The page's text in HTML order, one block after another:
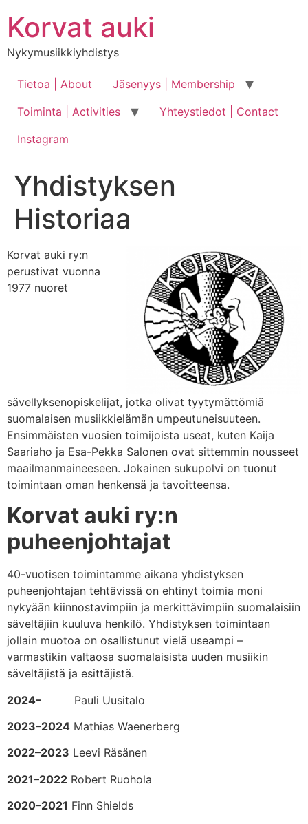
content
Korvat auki
Nykymusiikkiyhdistys
Tietoa | About
Jäsenyys | Membership
Toiminta | Activities
Yhteystiedot | Contact
Instagram
Yhdistyksen
Historiaa
Korvat auki ry:n
perustivat vuonna
1977 nuoret
sävellyksenopiskelijat, jotka olivat tyytymättömiä
suomalaisen musiikkielämän umpeutuneisuuteen.
Ensimmäisten vuosien toimijoista useat, kuten Kaija
Saariaho ja Esa-Pekka Salonen ovat sittemmin nousseet
maailmanmaineeseen. Jokainen sukupolvi on tuonut
toimintaan oman henkensä ja tavoitteensa.
Korvat auki ry:n
puheenjohtajat
40-vuotisen toimintamme aikana yhdistyksen
puheenjohtajan tehtävissä on ehtinyt toimia moni
nykyään kiinnostavimpiin ja merkittävimpiin suomalaisiin
säveltäjiin kuuluva henkilö. Yhdistyksen toimintaan
jollain muotoa on osallistunut vielä useampi –
varmastikin valtaosa suomalaisista uuden musiikin
säveltäjistä ja esittäjistä.
2024– Pauli Uusitalo
2023–2024 Mathias Waenerberg
2022–2023 Leevi Räsänen
2021–2022 Robert Ruohola
2020–2021 Finn Shields